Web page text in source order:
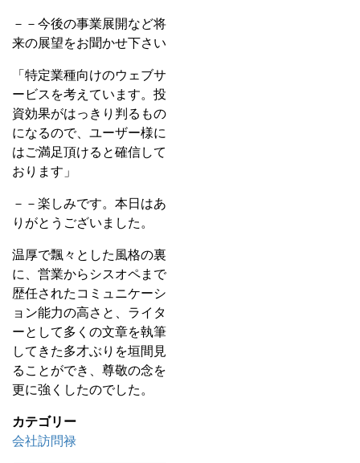
－－今後の事業展開など将
来の展望をお聞かせ下さい
「特定業種向けのウェブサ
ービスを考えています。投
資効果がはっきり判るもの
になるので、ユーザー様に
はご満足頂けると確信して
おります」
－－楽しみです。本日はあ
りがとうございました。
温厚で飄々とした風格の裏
に、営業からシスオペまで
歴任されたコミュニケーシ
ョン能力の高さと、ライタ
ーとして多くの文章を執筆
してきた多才ぶりを垣間見
ることができ、尊敬の念を
更に強くしたのでした。
カテゴリー
会社訪問禄